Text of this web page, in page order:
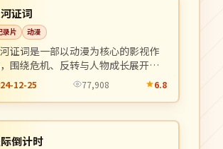
证词
录片 动漫
证词是一部以动漫为核心的影视作
围绕危机、反转与人物成长展开，
节奏紧凑，值得推荐观看。
12-25 77,908 6.8
倒计时